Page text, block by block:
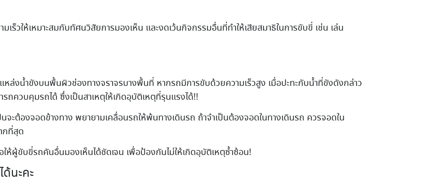
ร็วให้เหมาะสมกับทัศนวิสัยการมองเห็น และงดเว้นกิจกรรมอื่นที่ทำให้เสียสมาธิในการขับขี่ เช่น เล่น
งน้ำขังบนพื้นผิวช่องทางจราจรบางพื้นที่ หากรถมีการขับด้วยความเร็วสูง เมื่อปะทะกับน้ำที่ขังดังกล่าว
รถควบคุมรถได้ ซึ่งเป็นสาเหตุให้เกิดอุบัติเหตุที่รุนแรงได้!!
ะต้องจอดข้างทาง พยายามเคลื่อนรถให้พ้นทางเดินรถ ถ้าจำเป็นต้องจอดในทางเดินรถ ควรจอดใน
กที่สุด
ผู้ขับขี่รถคันอื่นมองเห็นได้ชัดเจน เพื่อป้องกันไม่ให้เกิดอุบัติเหตุซ้ำซ้อน!
นะคะ